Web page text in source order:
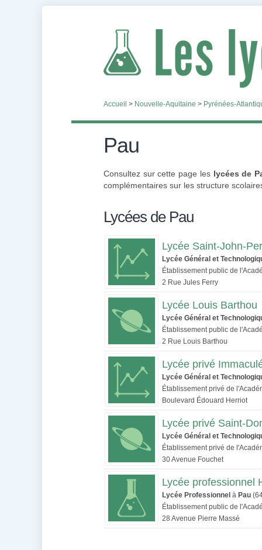
Accueil > Nouvelle-Aquitaine > Pyrénées-
Pau
Consultez sur cette page les lycées de
complémentaires sur les structure
Lycées de Pau
Lycée Saint-John-
Lycée Général et
Établissement public de
2 Rue Jules Ferry
Lycée Louis Barthou
Lycée Général et
Établissement public de
2 Rue Louis Barthou
Lycée privé
Lycée Général et
Établissement privé de
Boulevard Édouard Herriot
Lycée privé Saint-
Lycée Général et
Établissement privé de
30 Avenue Fouchet
Lycée professionnel
Lycée Professionnel à Pau
Établissement public de
28 Avenue Pierre Massé